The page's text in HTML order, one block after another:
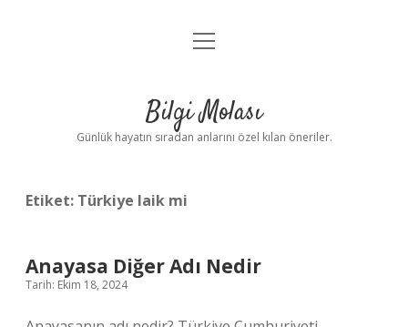
Anasayfa
Yasal Uyarı
menüyü
Bilgi Molası
Günlük hayatın sıradan anlarını özel kılan öneriler.
Etiket: Türkiye laik mi
Anayasa Diğer Adı Nedir
Tarih: Ekim 18, 2024